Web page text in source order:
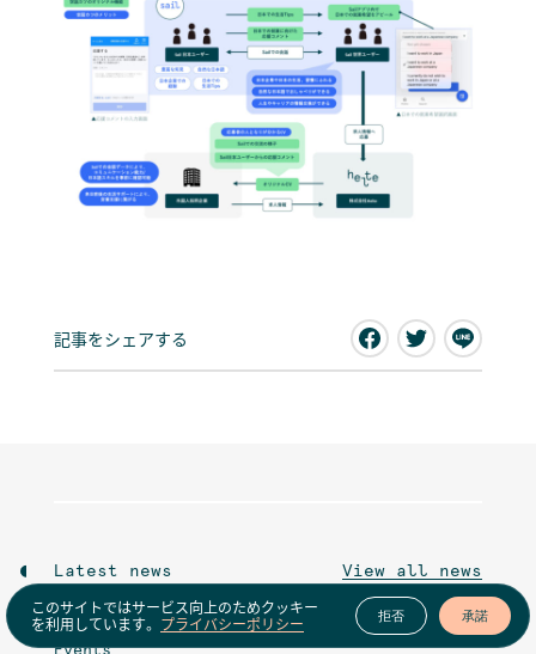
記事をシェアする
Latest news View all news
Events
このサイトではサービス向上のためクッキー
を利用しています。 プライバシーポリシー 拒否 承諾